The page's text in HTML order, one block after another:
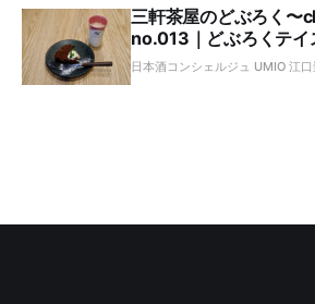
三軒茶屋のどぶろく
no.013｜どぶろくテイ
日本酒コンシェルジュ UMIO 江